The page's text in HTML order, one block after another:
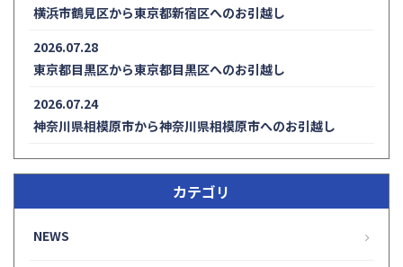
横浜市鶴見区から東京都新宿区へのお引越し
2026.07.28
東京都目黒区から東京都目黒区へのお引越し
2026.07.24
神奈川県相模原市から神奈川県相模原市へのお引越し
カテゴリ
NEWS